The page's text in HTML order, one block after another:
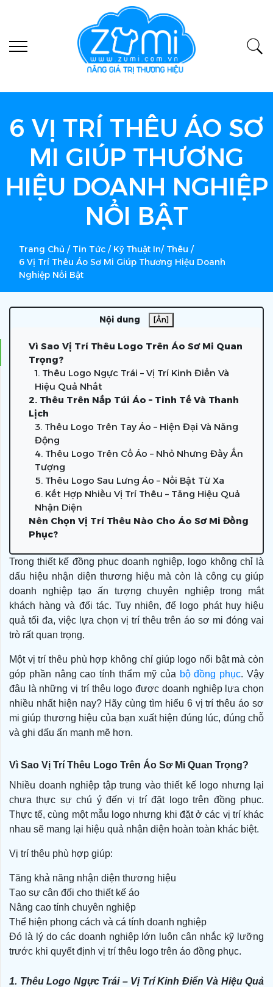
6 VỊ TRÍ THÊU ÁO SƠ
MI GIÚP THƯƠNG
HIỆU DOANH NGHIỆP
NỔI BẬT
Trang Chủ / Tin Tức / Kỹ Thuật In/ Thêu /
6 Vị Trí Thêu Áo Sơ Mi Giúp Thương Hiệu Doanh
Nghiệp Nổi Bật
Nội dung [Ẩn]
Vì Sao Vị Trí Thêu Logo Trên Áo Sơ Mi Quan
Trọng?
1. Thêu Logo Ngực Trái – Vị Trí Kinh Điển Và
Hiệu Quả Nhất
2. Thêu Trên Nắp Túi Áo – Tinh Tế Và Thanh
Lịch
3. Thêu Logo Trên Tay Áo – Hiện Đại Và Năng
Động
4. Thêu Logo Trên Cổ Áo – Nhỏ Nhưng Đầy Ấn
Tượng
5. Thêu Logo Sau Lưng Áo – Nổi Bật Từ Xa
6. Kết Hợp Nhiều Vị Trí Thêu – Tăng Hiệu Quả
Nhận Diện
Nên Chọn Vị Trí Thêu Nào Cho Áo Sơ Mi Đồng
Phục?
Trong thiết kế đồng phục doanh nghiệp, logo không chỉ là
dấu hiệu nhận diện thương hiệu mà còn là công cụ giúp
doanh nghiệp tạo ấn tượng chuyên nghiệp trong mắt
khách hàng và đối tác. Tuy nhiên, để logo phát huy hiệu
quả tối đa, việc lựa chọn vị trí thêu trên áo sơ mi đóng vai
trò rất quan trọng.
Một vị trí thêu phù hợp không chỉ giúp logo nổi bật mà còn
góp phần nâng cao tính thẩm mỹ của bộ đồng phục. Vậy
đâu là những vị trí thêu logo được doanh nghiệp lựa chọn
nhiều nhất hiện nay? Hãy cùng tìm hiểu 6 vị trí thêu áo sơ
mi giúp thương hiệu của bạn xuất hiện đúng lúc, đúng chỗ
và ghi dấu ấn mạnh mẽ hơn.
Vì Sao Vị Trí Thêu Logo Trên Áo Sơ Mi Quan Trọng?
Nhiều doanh nghiệp tập trung vào thiết kế logo nhưng lại
chưa thực sự chú ý đến vị trí đặt logo trên đồng phục.
Thực tế, cùng một mẫu logo nhưng khi đặt ở các vị trí khác
nhau sẽ mang lại hiệu quả nhận diện hoàn toàn khác biệt.
Vị trí thêu phù hợp giúp:
Tăng khả năng nhận diện thương hiệu
Tạo sự cân đối cho thiết kế áo
Nâng cao tính chuyên nghiệp
Thể hiện phong cách và cá tính doanh nghiệp
Đó là lý do các doanh nghiệp lớn luôn cân nhắc kỹ lưỡng
trước khi quyết định vị trí thêu logo trên áo đồng phục.
1. Thêu Logo Ngực Trái – Vị Trí Kinh Điển Và Hiệu Quả